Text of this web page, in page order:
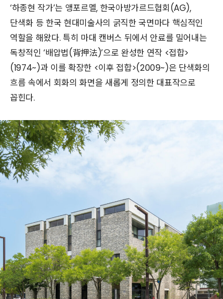
‘하종현 작가’는 앵포르멜, 한국아방가르드협회(AG),
단색화 등 한국 현대미술사의 굵직한 국면마다 핵심적인
역할을 해왔다. 특히 마대 캔버스 뒤에서 안료를 밀어내는
독창적인 ‘배압법(背押法)’으로 완성한 연작 <접합>
(1974~)과 이를 확장한 <이후 접합>(2009~)은 단색화의
흐름 속에서 회화의 화면을 새롭게 정의한 대표작으로
꼽힌다.